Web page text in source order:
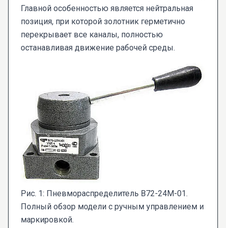
Главной особенностью является нейтральная
позиция, при которой золотник герметично
перекрывает все каналы, полностью
останавливая движение рабочей среды.
Рис. 1: Пневмораспределитель В72-24М-01.
Полный обзор модели с ручным управлением и
маркировкой.